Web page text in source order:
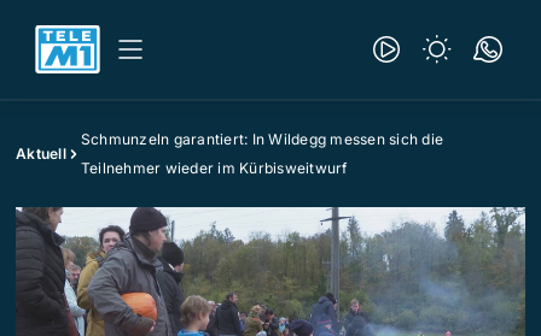
Aktuell
Schmunzeln garantiert: In Wildegg messen sich die
Teilnehmer wieder im Kürbisweitwurf